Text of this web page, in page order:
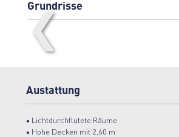
Grundrisse
❮
Austattung
• Lichtdurchflutete Räume
• Hohe Decken mit 2,60 m